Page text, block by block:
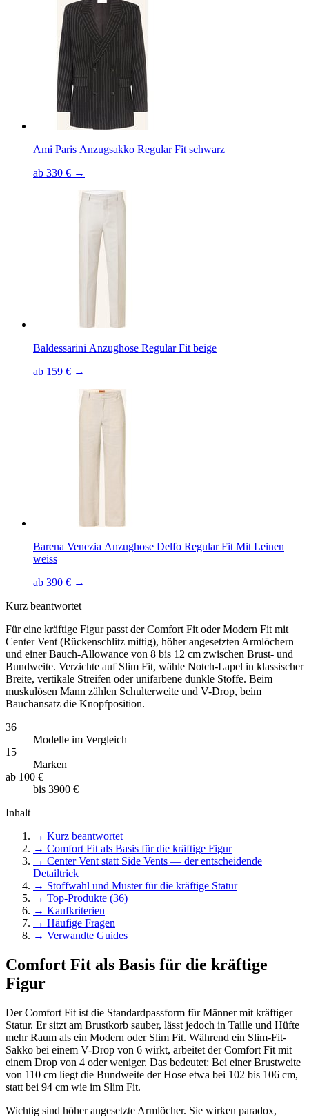
Ami Paris Anzugsakko Regular Fit schwarz
ab 330 € →
Baldessarini Anzughose Regular Fit beige
ab 159 € →
Barena Venezia Anzughose Delfo Regular Fit Mit Leinen
weiss
ab 390 € →
Kurz beantwortet
Für eine kräftige Figur passt der Comfort Fit oder Modern Fit mit
Center Vent (Rückenschlitz mittig), höher angesetzten Armlöchern
und einer Bauch-Allowance von 8 bis 12 cm zwischen Brust- und
Bundweite. Verzichte auf Slim Fit, wähle Notch-Lapel in klassischer
Breite, vertikale Streifen oder unifarbene dunkle Stoffe. Beim
muskulösen Mann zählen Schulterweite und V-Drop, beim
Bauchansatz die Knopfposition.
36
Modelle im Vergleich
15
Marken
ab 100 €
bis 3900 €
Inhalt
→ Kurz beantwortet
→ Comfort Fit als Basis für die kräftige Figur
→ Center Vent statt Side Vents — der entscheidende
Detailtrick
→ Stoffwahl und Muster für die kräftige Statur
→ Top-Produkte (36)
→ Kaufkriterien
→ Häufige Fragen
→ Verwandte Guides
Comfort Fit als Basis für die kräftige
Figur
Der Comfort Fit ist die Standardpassform für Männer mit kräftiger
Statur. Er sitzt am Brustkorb sauber, lässt jedoch in Taille und Hüfte
mehr Raum als ein Modern oder Slim Fit. Während ein Slim-Fit-
Sakko bei einem V-Drop von 6 wirkt, arbeitet der Comfort Fit mit
einem Drop von 4 oder weniger. Das bedeutet: Bei einer Brustweite
von 110 cm liegt die Bundweite der Hose etwa bei 102 bis 106 cm,
statt bei 94 cm wie im Slim Fit.
Wichtig sind höher angesetzte Armlöcher. Sie wirken paradox,